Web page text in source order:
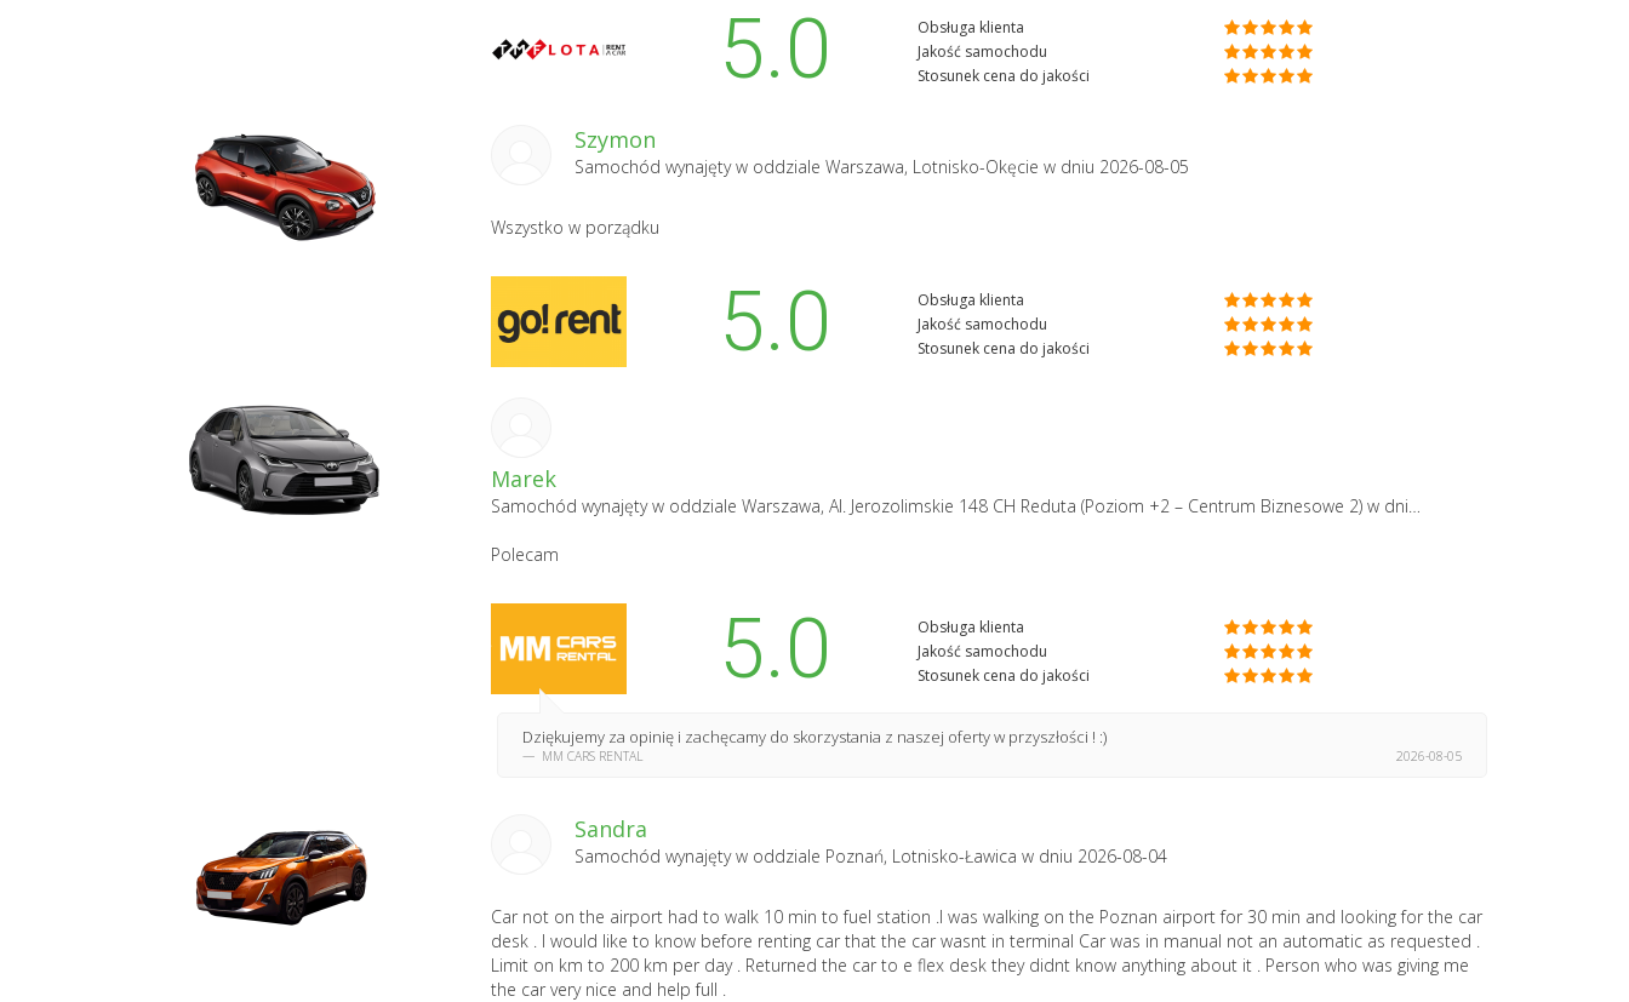
5.0
Obsługa klienta
Jakość samochodu
Stosunek cena do jakości
Szymon
Samochód wynajęty w oddziale Warszawa, Lotnisko-Okęcie w dniu 2026-08-05
Wszystko w porządku
5.0
Obsługa klienta
Jakość samochodu
Stosunek cena do jakości
Marek
Samochód wynajęty w oddziale Warszawa, Al. Jerozolimskie 148 CH Reduta (Poziom +2 – Centrum Biznesowe 2) w dniu 2026-08-04
Polecam
5.0
Obsługa klienta
Jakość samochodu
Stosunek cena do jakości
Dziękujemy za opinię i zachęcamy do skorzystania z naszej oferty w przyszłości ! :)
MM CARS RENTAL 2026-08-05
Sandra
Samochód wynajęty w oddziale Poznań, Lotnisko-Ławica w dniu 2026-08-04
Car not on the airport had to walk 10 min to fuel station .I was walking on the Poznan airport for 30 min and looking for the car
desk . I would like to know before renting car that the car wasnt in terminal Car was in manual not an automatic as requested .
Limit on km to 200 km per day . Returned the car to e flex desk they didnt know anything about it . Person who was giving me
the car very nice and help full .